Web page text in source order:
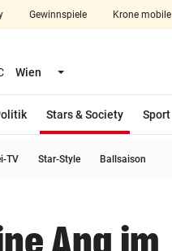
Gewinnspiele Krone mobile
Wien Menü aufklappen
Stars & Society
Sport
TV Star-Style Ballsaison
Ana im